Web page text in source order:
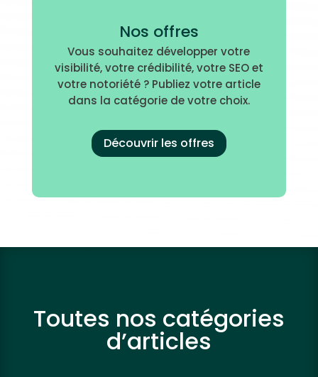
Nos offres
Vous souhaitez développer votre
visibilité, votre crédibilité, votre SEO et
votre notoriété ? Publiez votre article
dans la catégorie de votre choix.
Découvrir les offres
Toutes nos catégories
d’articles